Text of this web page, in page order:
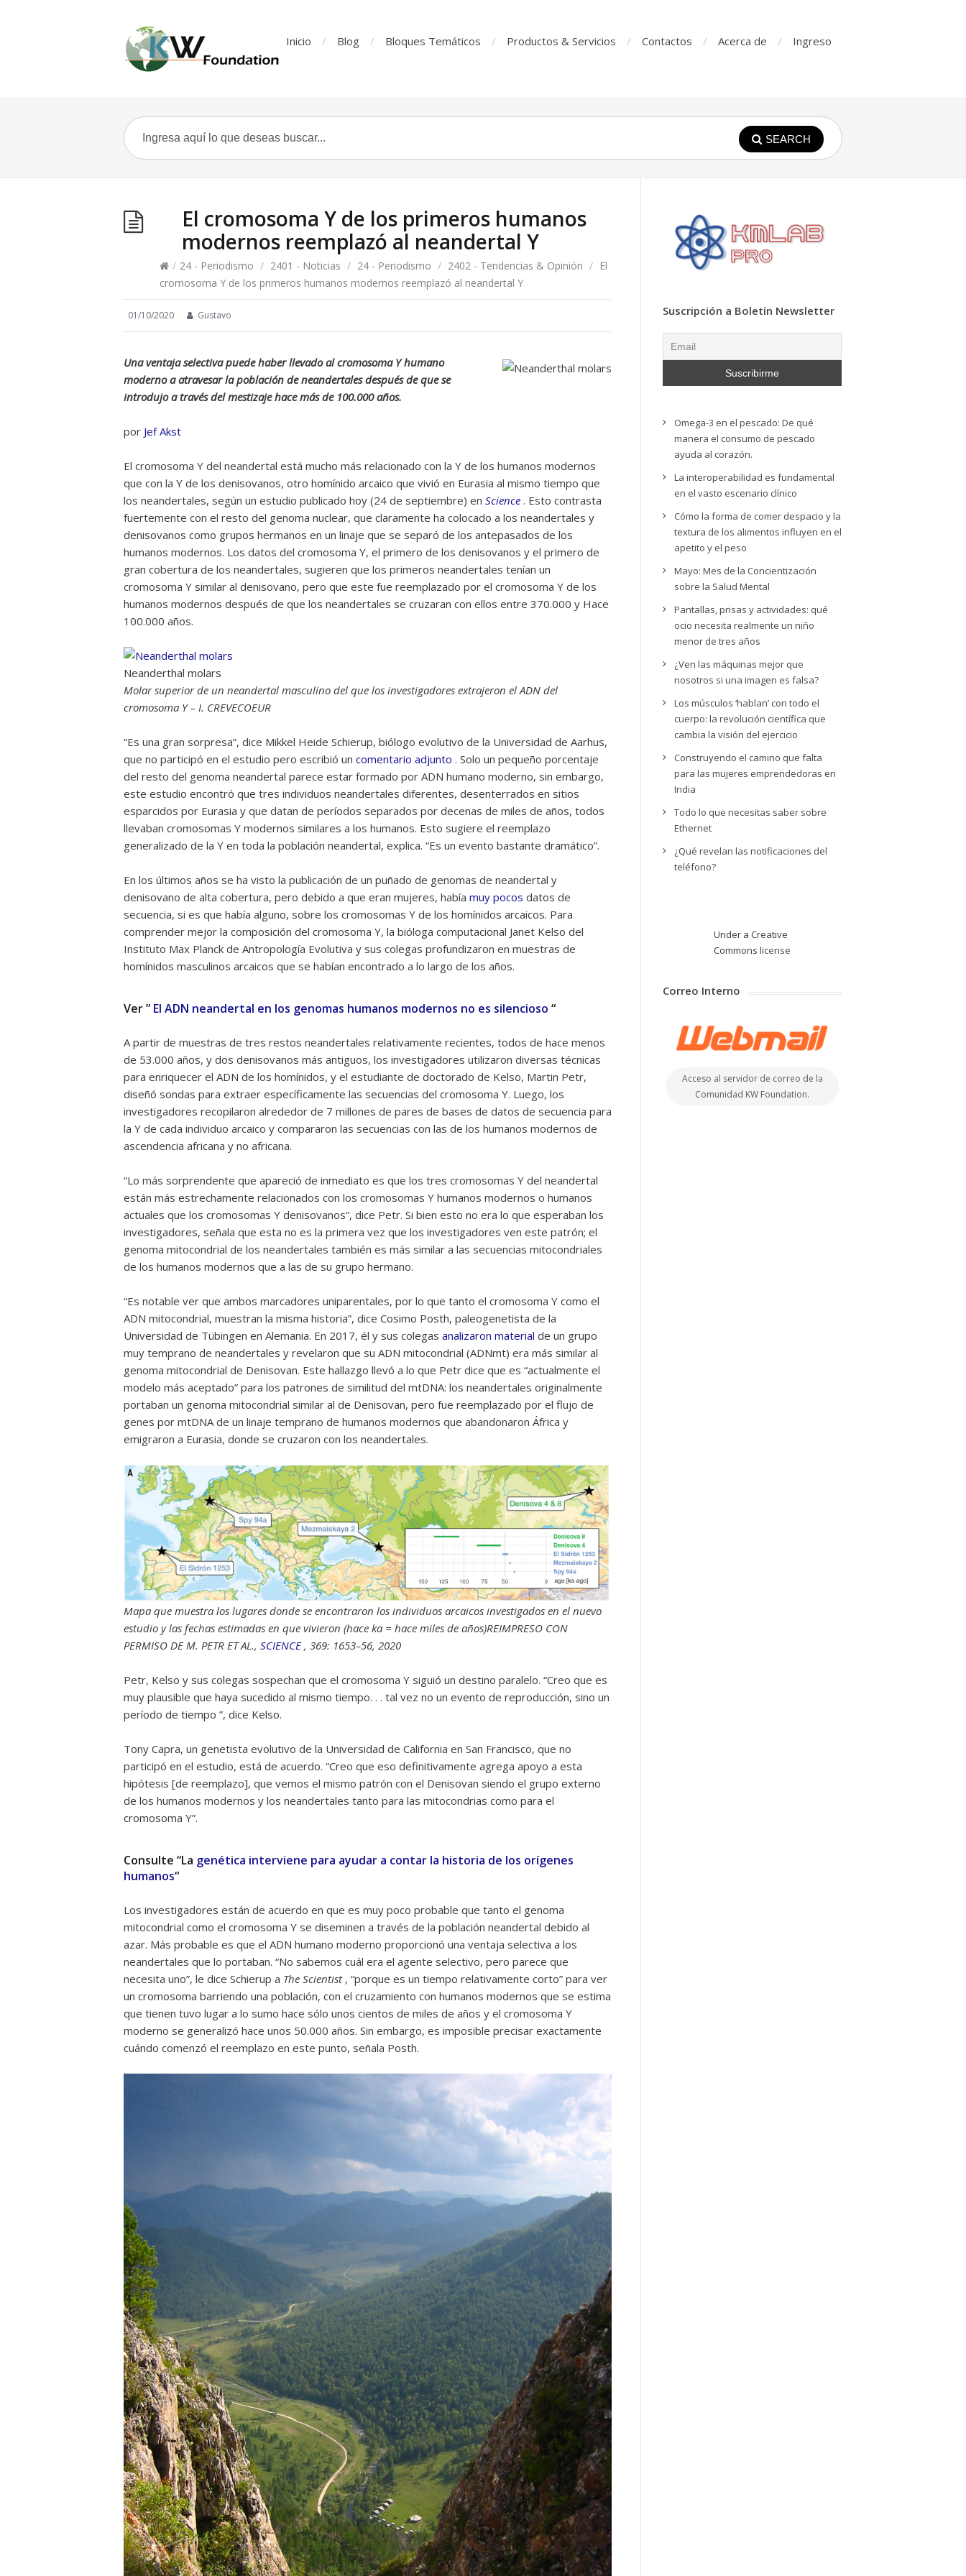
Inicio Blog Bloques Temáticos Productos & Servicios Contactos Acerca de Ingreso
SEARCH
El cromosoma Y de los primeros humanos
modernos reemplazó al neandertal Y
/ 24 - Periodismo / 2401 - Noticias / 24 - Periodismo / 2402 - Tendencias & Opinión / El
cromosoma Y de los primeros humanos modernos reemplazó al neandertal Y
01/10/2020 Gustavo
Una ventaja selectiva puede haber llevado al cromosoma Y humano
moderno a atravesar la población de neandertales después de que se
introdujo a través del mestizaje hace más de 100.000 años.
por Jef Akst
El cromosoma Y del neandertal está mucho más relacionado con la Y de los humanos modernos
que con la Y de los denisovanos, otro homínido arcaico que vivió en Eurasia al mismo tiempo que
los neandertales, según un estudio publicado hoy (24 de septiembre) en Science . Esto contrasta
fuertemente con el resto del genoma nuclear, que claramente ha colocado a los neandertales y
denisovanos como grupos hermanos en un linaje que se separó de los antepasados ​​de los
humanos modernos. Los datos del cromosoma Y, el primero de los denisovanos y el primero de
gran cobertura de los neandertales, sugieren que los primeros neandertales tenían un
cromosoma Y similar al denisovano, pero que este fue reemplazado por el cromosoma Y de los
humanos modernos después de que los neandertales se cruzaran con ellos entre 370.000 y Hace
100.000 años.
Neanderthal molars
Molar superior de un neandertal masculino del que los investigadores extrajeron el ADN del
cromosoma Y – I. CREVECOEUR
“Es una gran sorpresa”, dice Mikkel Heide Schierup, biólogo evolutivo de la Universidad de Aarhus,
que no participó en el estudio pero escribió un comentario adjunto . Solo un pequeño porcentaje
del resto del genoma neandertal parece estar formado por ADN humano moderno, sin embargo,
este estudio encontró que tres individuos neandertales diferentes, desenterrados en sitios
esparcidos por Eurasia y que datan de períodos separados por decenas de miles de años, todos
llevaban cromosomas Y modernos similares a los humanos. Esto sugiere el reemplazo
generalizado de la Y en toda la población neandertal, explica. “Es un evento bastante dramático”.
En los últimos años se ha visto la publicación de un puñado de genomas de neandertal y
denisovano de alta cobertura, pero debido a que eran mujeres, había muy pocos datos de
secuencia, si es que había alguno, sobre los cromosomas Y de los homínidos arcaicos. Para
comprender mejor la composición del cromosoma Y, la bióloga computacional Janet Kelso del
Instituto Max Planck de Antropología Evolutiva y sus colegas profundizaron en muestras de
homínidos masculinos arcaicos que se habían encontrado a lo largo de los años.
Ver ” El ADN neandertal en los genomas humanos modernos no es silencioso “
A partir de muestras de tres restos neandertales relativamente recientes, todos de hace menos
de 53.000 años, y dos denisovanos más antiguos, los investigadores utilizaron diversas técnicas
para enriquecer el ADN de los homínidos, y el estudiante de doctorado de Kelso, Martin Petr,
diseñó sondas para extraer específicamente las secuencias del cromosoma Y. Luego, los
investigadores recopilaron alrededor de 7 millones de pares de bases de datos de secuencia para
la Y de cada individuo arcaico y compararon las secuencias con las de los humanos modernos de
ascendencia africana y no africana.
“Lo más sorprendente que apareció de inmediato es que los tres cromosomas Y del neandertal
están más estrechamente relacionados con los cromosomas Y humanos modernos o humanos
actuales que los cromosomas Y denisovanos”, dice Petr. Si bien esto no era lo que esperaban los
investigadores, señala que esta no es la primera vez que los investigadores ven este patrón; el
genoma mitocondrial de los neandertales también es más similar a las secuencias mitocondriales
de los humanos modernos que a las de su grupo hermano.
“Es notable ver que ambos marcadores uniparentales, por lo que tanto el cromosoma Y como el
ADN mitocondrial, muestran la misma historia”, dice Cosimo Posth, paleogenetista de la
Universidad de Tübingen en Alemania. En 2017, él y sus colegas analizaron material de un grupo
muy temprano de neandertales y revelaron que su ADN mitocondrial (ADNmt) era más similar al
genoma mitocondrial de Denisovan. Este hallazgo llevó a lo que Petr dice que es “actualmente el
modelo más aceptado” para los patrones de similitud del mtDNA: los neandertales originalmente
portaban un genoma mitocondrial similar al de Denisovan, pero fue reemplazado por el flujo de
genes por mtDNA de un linaje temprano de humanos modernos que abandonaron África y
emigraron a Eurasia, donde se cruzaron con los neandertales.
Mapa que muestra los lugares donde se encontraron los individuos arcaicos investigados en el nuevo
estudio y las fechas estimadas en que vivieron (hace ka = hace miles de años)REIMPRESO CON
PERMISO DE M. PETR ET AL., SCIENCE, 369: 1653–56, 2020
Petr, Kelso y sus colegas sospechan que el cromosoma Y siguió un destino paralelo. “Creo que es
muy plausible que haya sucedido al mismo tiempo. . . tal vez no un evento de reproducción, sino un
período de tiempo ”, dice Kelso.
Tony Capra, un genetista evolutivo de la Universidad de California en San Francisco, que no
participó en el estudio, está de acuerdo. “Creo que eso definitivamente agrega apoyo a esta
hipótesis [de reemplazo], que vemos el mismo patrón con el Denisovan siendo el grupo externo
de los humanos modernos y los neandertales tanto para las mitocondrias como para el
cromosoma Y”.
Consulte “La genética interviene para ayudar a contar la historia de los orígenes
humanos“
Los investigadores están de acuerdo en que es muy poco probable que tanto el genoma
mitocondrial como el cromosoma Y se diseminen a través de la población neandertal debido al
azar. Más probable es que el ADN humano moderno proporcionó una ventaja selectiva a los
neandertales que lo portaban. “No sabemos cuál era el agente selectivo, pero parece que
necesita uno”, le dice Schierup a The Scientist, “porque es un tiempo relativamente corto” para ver
un cromosoma barriendo una población, con el cruzamiento con humanos modernos que se estima
que tienen tuvo lugar a lo sumo hace sólo unos cientos de miles de años y el cromosoma Y
moderno se generalizó hace unos 50.000 años. Sin embargo, es imposible precisar exactamente
cuándo comenzó el reemplazo en este punto, señala Posth.
Suscripción a Boletín Newsletter
Omega-3 en el pescado: De qué
manera el consumo de pescado
ayuda al corazón.
La interoperabilidad es fundamental
en el vasto escenario clínico
Cómo la forma de comer despacio y la
textura de los alimentos influyen en el
apetito y el peso
Mayo: Mes de la Concientización
sobre la Salud Mental
Pantallas, prisas y actividades: qué
ocio necesita realmente un niño
menor de tres años
¿Ven las máquinas mejor que
nosotros si una imagen es falsa?
Los músculos ‘hablan’ con todo el
cuerpo: la revolución científica que
cambia la visión del ejercicio
Construyendo el camino que falta
para las mujeres emprendedoras en
India
Todo lo que necesitas saber sobre
Ethernet
¿Qué revelan las notificaciones del
teléfono?
Under a Creative
Commons license
Correo Interno
Acceso al servidor de correo de la
Comunidad KW Foundation.